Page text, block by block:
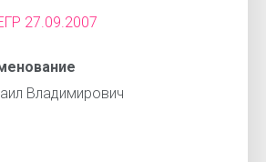
27.09.2007
Владимирович